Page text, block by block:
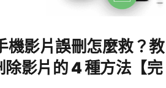
機影片誤刪怎麼救？教
影片的 4 種方法【完